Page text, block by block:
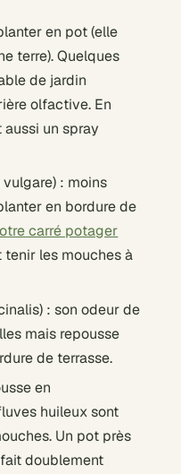
en pot (elle
terre). Quelques
de jardin
olfactive. En
un spray
: moins
en bordure de
carré potager
tenir les mouches à
: son odeur de
mais repousse
de terrasse.
en
huileux sont
Un pot près
doublement